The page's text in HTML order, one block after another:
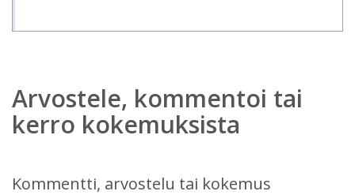
Arvostele, kommentoi tai
kerro kokemuksista
Kommentti, arvostelu tai kokemus